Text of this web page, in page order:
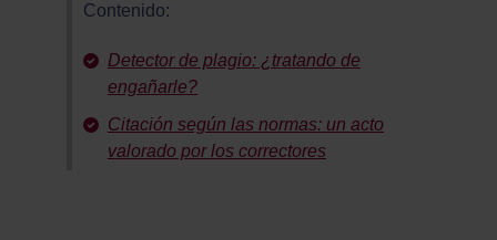
Contenido:
Detector de plagio: ¿tratando de
engañarle?
Citación según las normas: un acto
valorado por los correctores